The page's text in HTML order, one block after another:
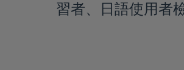
習者、日語使用者